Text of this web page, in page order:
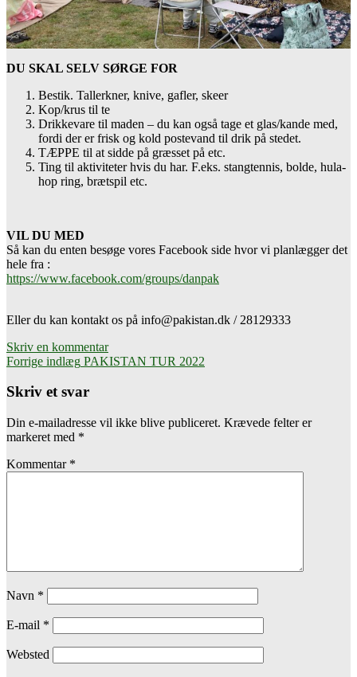
DU SKAL SELV SØRGE FOR
Bestik. Tallerkner, knive, gafler, skeer
Kop/krus til te
Drikkevare til maden – du kan også tage et glas/kande med,
fordi der er frisk og kold postevand til drik på stedet.
TÆPPE til at sidde på græsset på etc.
Ting til aktiviteter hvis du har. F.eks. stangtennis, bolde, hula-
hop ring, brætspil etc.
VIL DU MED
Så kan du enten besøge vores Facebook side hvor vi planlægger det
hele fra :
https://www.facebook.com/groups/danpak
Eller du kan kontakt os på info@pakistan.dk / 28129333
Skriv en kommentar
Indlæg
Forrige indlæg PAKISTAN TUR 2022
Skriv et svar
Din e-mailadresse vil ikke blive publiceret. Krævede felter er
markeret med *
Kommentar *
Navn *
E-mail *
Websted